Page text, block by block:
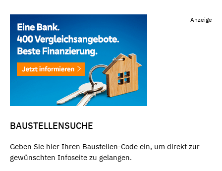
Anzeige
BAUSTELLENSUCHE
Geben Sie hier Ihren Baustellen-Code ein, um direkt zur
gewünschten Infoseite zu gelangen.